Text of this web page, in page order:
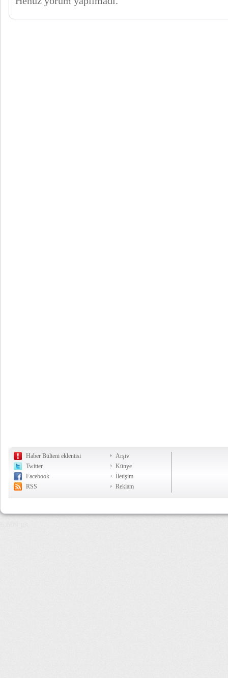
Haber Bülteni eklentisi
Twitter
Facebook
RSS
Arşiv
Künye
İletişim
Reklam